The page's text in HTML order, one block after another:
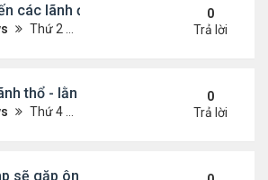
các lãnh đạo châu Âu tới Washington
Thứ 2 Tháng 8 18, 2025 4:12 pm
0
Trả lời
thổ - lằn ranh đỏ của Ukraine khi
Thứ 4 Tháng 8 13, 2025 5:23 pm
0
Trả lời
sẽ gặp ông Putin tại Alaska vào tuần